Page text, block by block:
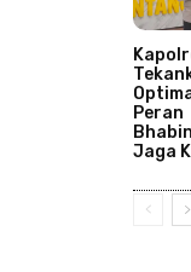
Peran
Jaga